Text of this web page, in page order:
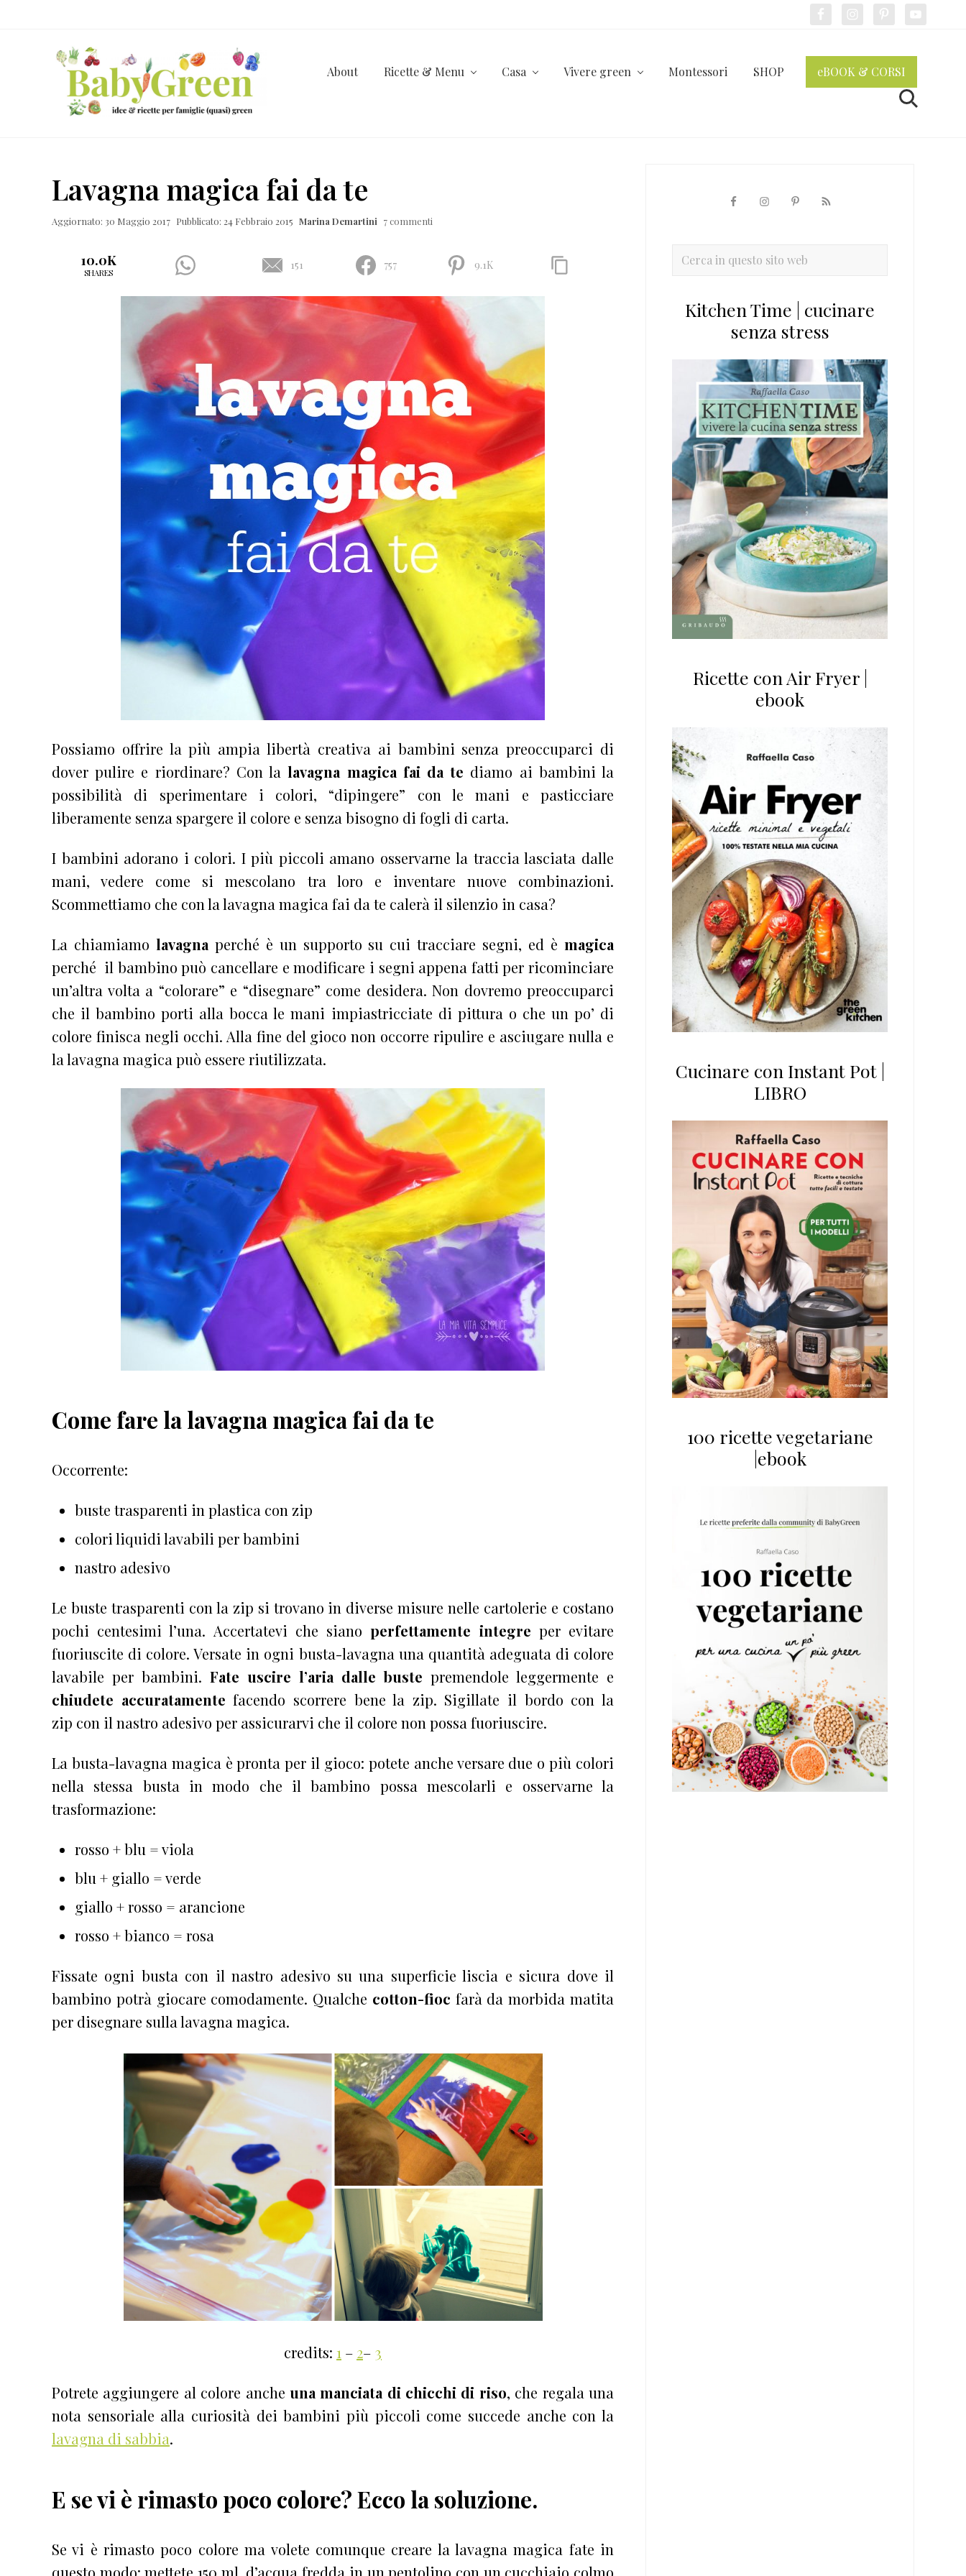
ricette
per
(quasi)
About Ricette & Menu Casa Vivere green Montessori SHOP eBOOK & CORSI
Cerca
Lavagna magica fai da te
Aggiornato: 30 Maggio 2017 Pubblicato: 24 Febbraio 2015 Marina Demartini 7 commenti
10.0K
SHARES
151 757 9.1K
Possiamo offrire la più ampia libertà creativa ai bambini senza preoccuparci di
dover pulire e riordinare? Con lalavagna magica fai da te diamo ai bambini la
possibilità di sperimentare i colori, “dipingere” con le mani e pasticciare
liberamente senza spargere il colore e senza bisogno di fogli di carta.
I bambini adorano i colori. I più piccoli amano osservarne la traccia lasciata dalle
mani, vedere come si mescolano tra loro e inventare nuove combinazioni.
Scommettiamo che con la lavagna magica fai da te calerà il silenzio in casa?
La chiamiamo lavagna perché è un supporto su cui tracciare segni, ed èmagica
perché il bambino può cancellare e modificare i segni appena fatti per ricominciare
un’altra volta a “colorare” e “disegnare” come desidera. Non dovremo preoccuparci
che il bambino porti alla bocca le mani impiastricciate di pittura o che un po’ di
colore finisca negli occhi. Alla fine del gioco non occorre ripulire e asciugare nulla e
la lavagna magica può essere riutilizzata.
Come fare la lavagna magica fai da te
Occorrente:
buste trasparenti in plastica con zip
colori liquidi lavabili per bambini
nastro adesivo
Le buste trasparenti con la zip si trovano in diverse misure nelle cartolerie e costano
pochi centesimi l’una. Accertatevi che siano perfettamente integre per evitare
fuoriuscite di colore. Versate in ogni busta-lavagna una quantità adeguata di colore
lavabile per bambini. Fate uscire l’aria dalle buste premendole leggermente e
chiudete accuratamente facendo scorrere bene la zip. Sigillate il bordo con la
zip con il nastro adesivo per assicurarvi che il colore non possa fuoriuscire.
La busta-lavagna magica è pronta per il gioco: potete anche versare due o più colori
nella stessa busta in modo che il bambino possa mescolarli e osservarne la
trasformazione:
rosso + blu = viola
blu + giallo = verde
giallo + rosso = arancione
rosso + bianco = rosa
Fissate ogni busta con il nastro adesivo su una superficie liscia e sicura dove il
bambino potrà giocare comodamente. Qualche cotton-fioc farà da morbida matita
per disegnare sulla lavagna magica.
credits: 1 – 2– 3
Potrete aggiungere al colore anche una manciata di chicchi di riso, che regala una
nota sensoriale alla curiosità dei bambini più piccoli come succede anche con la
lavagna di sabbia.
E se vi è rimasto poco colore? Ecco la soluzione.
Se vi è rimasto poco colore ma volete comunque creare la lavagna magica fate in
primaria
Cerca
sitoKitchen Time | cucinare
senza stress
Ricette con Air Fryer |
ebook
Cucinare con Instant Pot |
LIBRO
100 ricette vegetariane
|ebook